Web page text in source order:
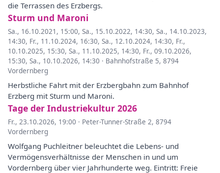
die Terrassen des Erzbergs.
Sturm und Maroni
Sa., 16.10.2021, 15:00, Sa., 15.10.2022, 14:30, Sa., 14.10.2023,
14:30, Fr., 11.10.2024, 16:30, Sa., 12.10.2024, 14:30, Fr.,
10.10.2025, 15:30, Sa., 11.10.2025, 14:30, Fr., 09.10.2026,
15:30, Sa., 10.10.2026, 14:30 · Bahnhofstraße 5, 8794
Vordernberg
Herbstliche Fahrt mit der Erzbergbahn zum Bahnhof
Erzberg mit Sturm und Maroni.
Tage der Industriekultur 2026
Fr., 23.10.2026, 19:00 · Peter-Tunner-Straße 2, 8794
Vordernberg
Wolfgang Puchleitner beleuchtet die Lebens- und
Vermögensverhältnisse der Menschen in und um
Vordernberg über vier Jahrhunderte weg. Eintritt: Freie